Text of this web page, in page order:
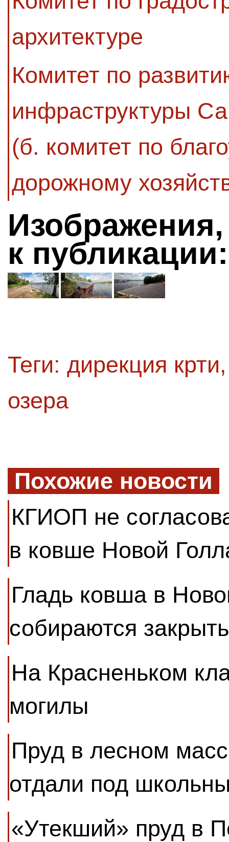
архитектуре
Комитет по
инфраструктуры
(б. комитет по
дорожному
к публикации:
Теги: дирекция крти
озера
Похожие новости
КГИОП не
в ковше Новой
Гладь ковша в
собираются
На Красненьком
могилы
Пруд в лесном
отдали под
«Утекший» пруд в